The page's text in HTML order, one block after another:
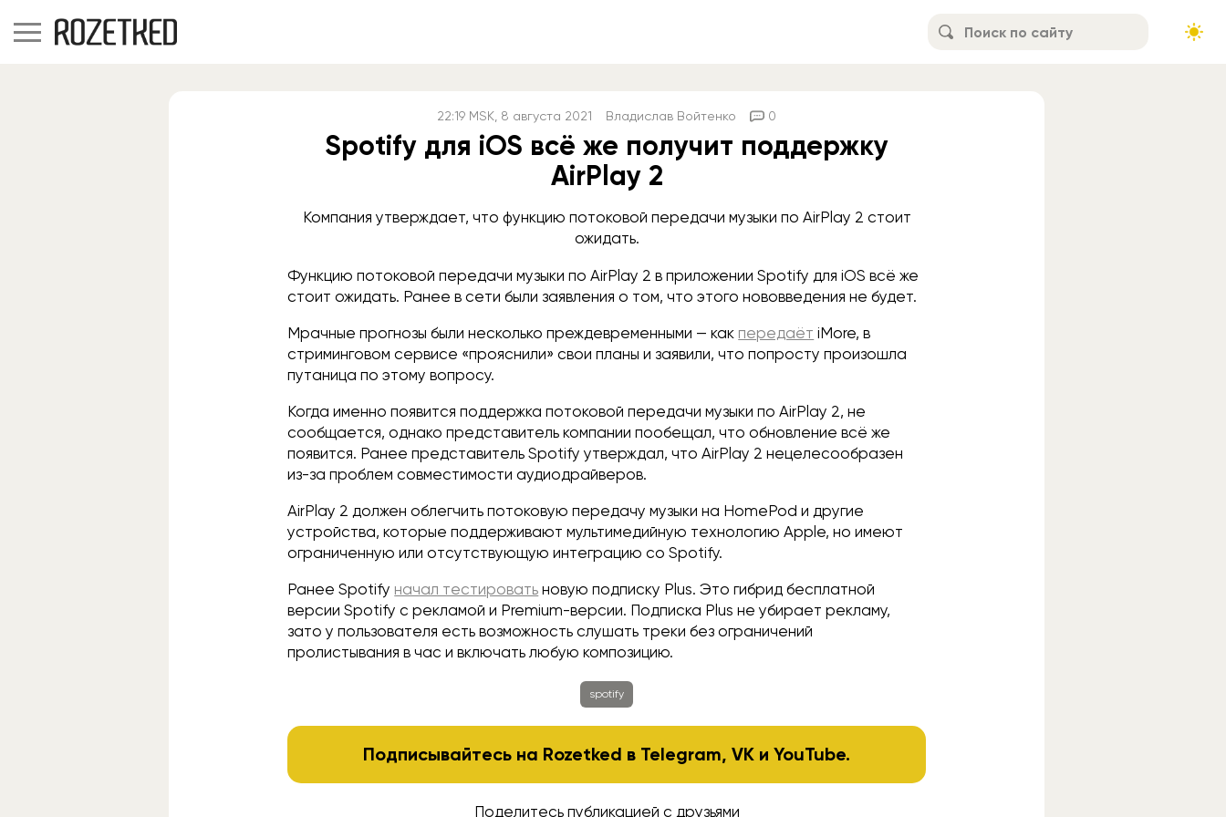
22:19 MSK , 8 августа 2021 Владислав Войтенко 0
Spotify для iOS всё же получит поддержку
AirPlay 2
Компания утверждает, что функцию потоковой передачи музыки по AirPlay 2 стоит
ожидать.
Функцию потоковой передачи музыки по AirPlay 2 в приложении Spotify для iOS всё же
стоит ожидать. Ранее в сети были заявления о том, что этого нововведения не будет.
Мрачные прогнозы были несколько преждевременными — как передаёт iMore, в
стриминговом сервисе «прояснили» свои планы и заявили, что попросту произошла
путаница по этому вопросу.
Когда именно появится поддержка потоковой передачи музыки по AirPlay 2, не
сообщается, однако представитель компании пообещал, что обновление всё же
появится. Ранее представитель Spotify утверждал, что AirPlay 2 нецелесообразен
из-за проблем совместимости аудиодрайверов.
AirPlay 2 должен облегчить потоковую передачу музыки на HomePod и другие
устройства, которые поддерживают мультимедийную технологию Apple, но имеют
ограниченную или отсутствующую интеграцию со Spotify.
Ранее Spotify начал тестировать новую подписку Plus. Это гибрид бесплатной
версии Spotify с рекламой и Premium-версии. Подписка Plus не убирает рекламу,
зато у пользователя есть возможность слушать треки без ограничений
пролистывания в час и включать любую композицию.
spotify
Подписывайтесь на Rozetked в Telegram,VK иYouTube.
Поделитесь публикацией с друзьями